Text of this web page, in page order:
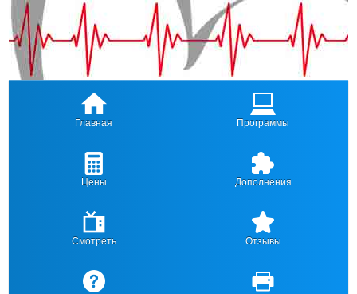
Главная Программы
Цены Дополнения
Смотреть Отзывы